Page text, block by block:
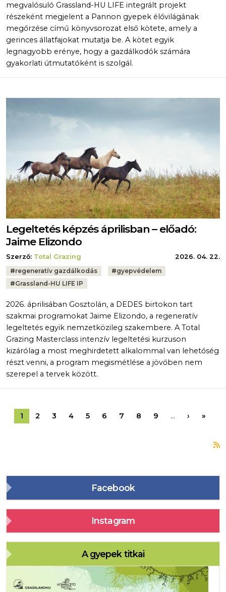
megvalósuló Grassland-HU LIFE integrált projekt
részeként megjelent a Pannon gyepek élővilágának
megőrzése című könyvsorozat első kötete, amely a
gerinces állatfajokat mutatja be. A kötet egyik
legnagyobb erénye, hogy a gazdálkodók számára
gyakorlati útmutatóként is szolgál.
Legeltetés képzés áprilisban – előadó:
Jaime Elizondo
Szerző: Total Grazing
2026. 04. 22.
Tags:
#regeneratív gazdálkodás #gyepvédelem
#Grassland-HU LIFE IP
2026. áprilisában Gosztolán, a DEDES birtokon tart
szakmai programokat Jaime Elizondo, a regeneratív
legeltetés egyik nemzetközileg szakembere. A Total
Grazing Masterclass intenzív legeltetési kurzuson
kizárólag a most meghirdetett alkalommal van lehetőség
részt venni, a program megismétlése a jövőben nem
szerepel a tervek között.
Oldalszámozás
1 2 3 4 5 6 7 8 9 … › »
Facebook
Instagram
A gyepek titkai